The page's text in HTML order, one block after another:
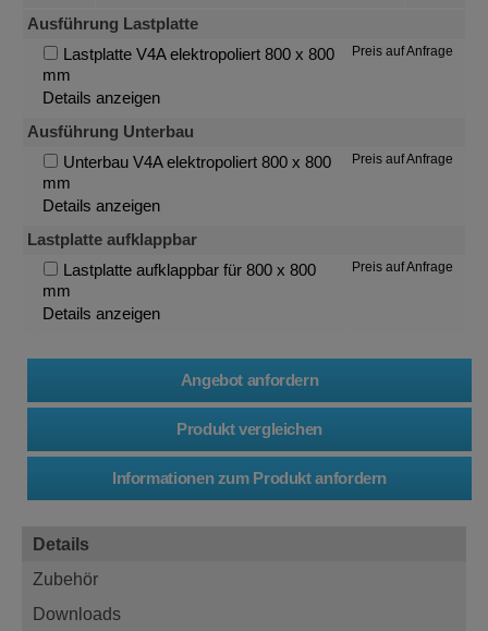
Ausführung Lastplatte
Lastplatte V4A elektropoliert 800 x 800
mm
Details anzeigen
Preis auf Anfrage
Ausführung Unterbau
Unterbau V4A elektropoliert 800 x 800
mm
Details anzeigen
Preis auf Anfrage
Lastplatte aufklappbar
Lastplatte aufklappbar für 800 x 800
mm
Details anzeigen
Preis auf Anfrage
Details
Zubehör
Downloads